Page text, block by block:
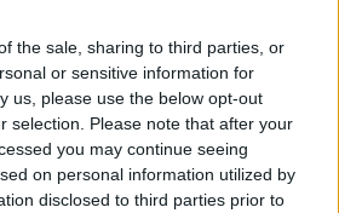
the sale, sharing to third parties, or
or sensitive information for
us, please use the below opt-out
selection. Please note that after your
you may continue seeing
on personal information utilized by
disclosed to third parties prior to